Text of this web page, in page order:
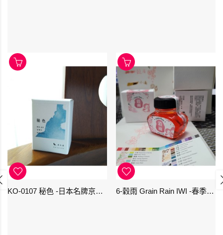
KO-0107 秘色 -日本名牌京の音樽裝鋼筆墨水 4573356130234 - 40ml 6-穀雨 Grain Rain IWI -春季-24節氣色澤鋼筆墨水